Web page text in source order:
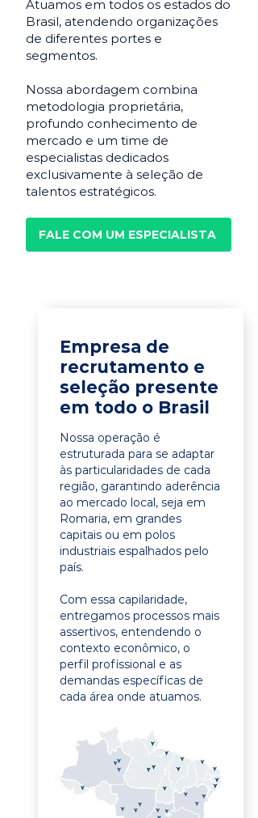
Atuamos em todos os estados do
Brasil, atendendo organizações
de diferentes portes e
segmentos.
Nossa abordagem combina
metodologia proprietária,
profundo conhecimento de
mercado e um time de
especialistas dedicados
exclusivamente à seleção de
talentos estratégicos.
FALE COM UM ESPECIALISTA
Empresa de
recrutamento e
seleção presente
em todo o Brasil
Nossa operação é
estruturada para se adaptar
às particularidades de cada
região, garantindo aderência
ao mercado local, seja em
Romaria, em grandes
capitais ou em polos
industriais espalhados pelo
país.
Com essa capilaridade,
entregamos processos mais
assertivos, entendendo o
contexto econômico, o
perfil profissional e as
demandas específicas de
cada área onde atuamos.